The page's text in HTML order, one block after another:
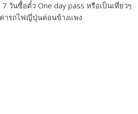
7 วันซื้อตั๋ว One day pass หรือเป็นเที่ยวๆ
ค่ารถไฟญี่ปุ่นค่อนข้างแพง